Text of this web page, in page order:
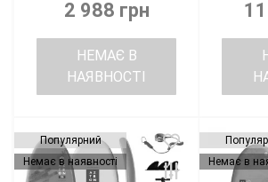
2 988 грн
НЕМАЄ В
НАЯВНОСТІ
Популярний
Немає в наявності
Немає в